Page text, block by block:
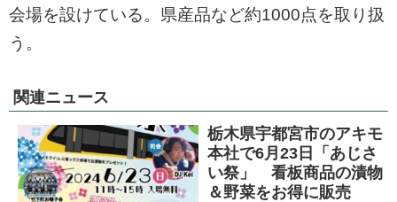
会場を設けている。県産品など約1000点を取り扱
う。
関連ニュース
栃木県宇都宮市のアキモ
本社で6月23日「あじさ
い祭」 看板商品の漬物
＆野菜をお得に販売